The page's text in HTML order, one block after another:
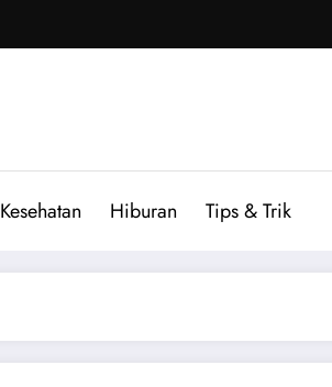
Kesehatan Hiburan Tips & Trik